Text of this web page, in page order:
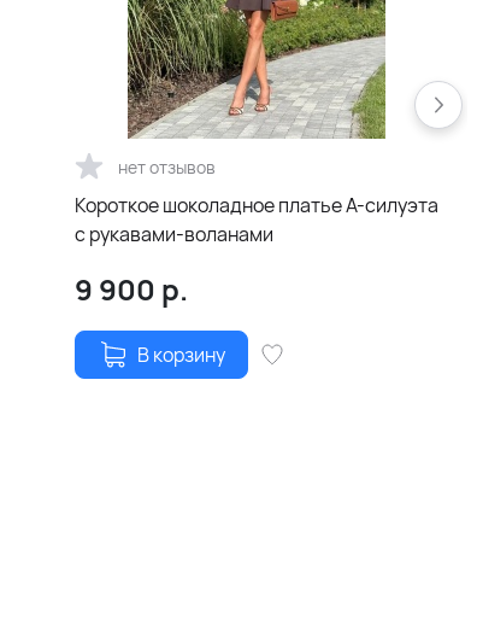
нет отзывов
Короткое шоколадное платье А-силуэта
с рукавами-воланами
9 900 р.
В корзину